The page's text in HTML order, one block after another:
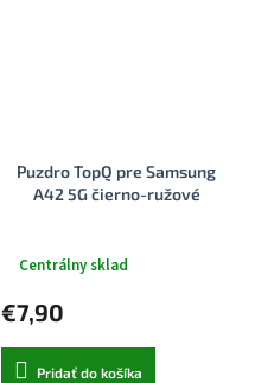
Puzdro TopQ pre Samsung
A42 5G čierno-ružové
Centrálny sklad
€7,90
Pridať do košíka